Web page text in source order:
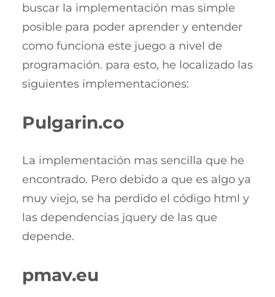
buscar la implementación mas simple
posible para poder aprender y entender
como funciona este juego a nivel de
programación. para esto, he localizado las
siguientes implementaciones:
Pulgarin.co
La implementación mas sencilla que he
encontrado. Pero debido a que es algo ya
muy viejo, se ha perdido el código html y
las dependencias jquery de las que
depende.
pmav.eu